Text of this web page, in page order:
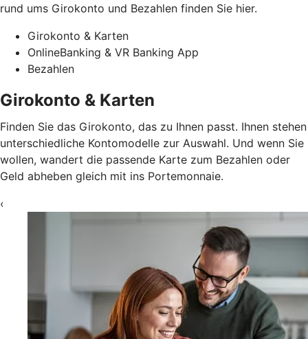
rund ums Girokonto und Bezahlen finden Sie hier.
Girokonto & Karten
OnlineBanking & VR Banking App
Bezahlen
Girokonto & Karten
Finden Sie das Girokonto, das zu Ihnen passt. Ihnen stehen
unterschiedliche Kontomodelle zur Auswahl. Und wenn Sie
wollen, wandert die passende Karte zum Bezahlen oder
Geld abheben gleich mit ins Portemonnaie.
‹